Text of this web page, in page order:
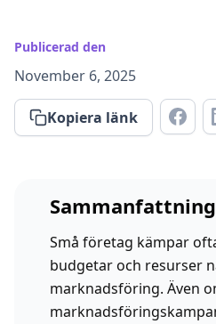
Publicerad den
November 6, 2025
Kopiera länk
Sammanfattning
Små företag kämpar
budgetar och resurser
marknadsföring. Även